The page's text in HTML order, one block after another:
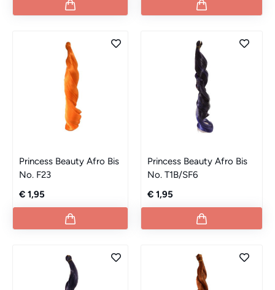
Princess Beauty Afro Bis
No. F23
€ 1,95
Princess Beauty Afro Bis
No. T1B/SF6
€ 1,95